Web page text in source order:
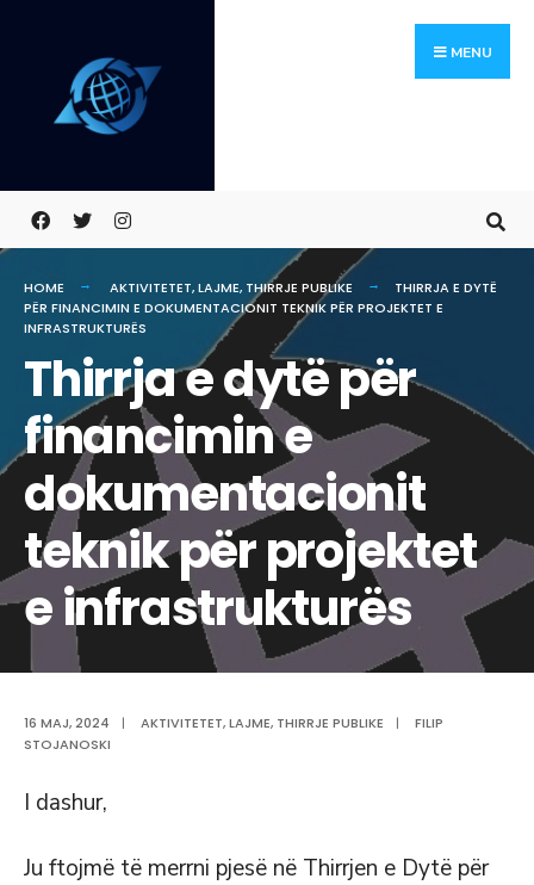
content
MENU
HOME AKTIVITETET,LAJME, THIRRJE PUBLIKE
THIRRJA E DYTË
PËR FINANCIMIN E DOKUMENTACIONIT TEKNIK PËR PROJEKTET E
INFRASTRUKTURËS
Thirrja e dytë për
financimin e
dokumentacionit
teknik për projektet
e infrastrukturës
16 MAJ, 2024 | AKTIVITETET,LAJME, THIRRJE PUBLIKE |
FILIP
STOJANOSKI
I dashur,
Ju ftojmë të merrni pjesë në Thirrjen e Dytë për